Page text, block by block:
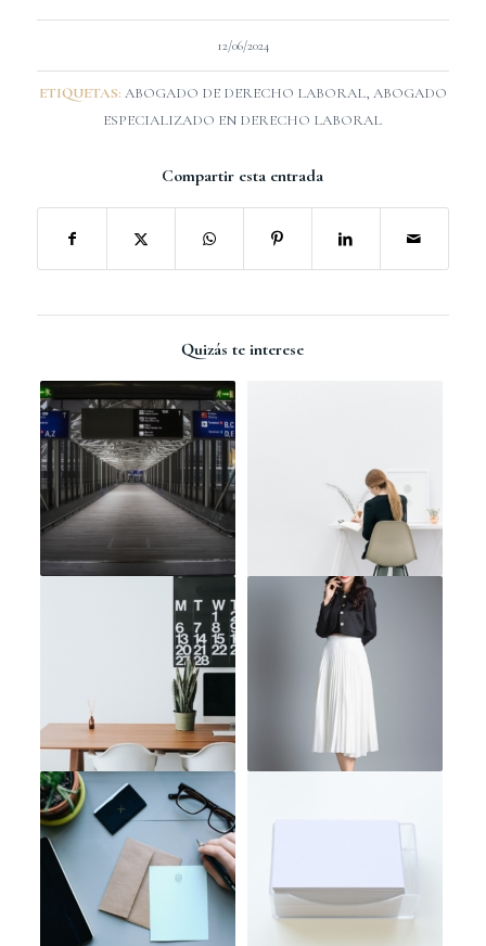
12/06/2024
ETIQUETAS: ABOGADO DE DERECHO LABORAL, ABOGADO
ESPECIALIZADO EN DERECHO LABORAL
Compartir esta entrada
Quizás te interese